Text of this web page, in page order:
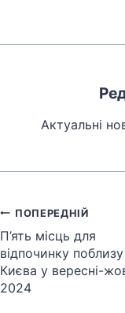
Актуальні
Навігація
записів
ПОПЕРЕДНІЙ
П’ять місць для
відпочинку поблизу
Києва у вересні-
2024